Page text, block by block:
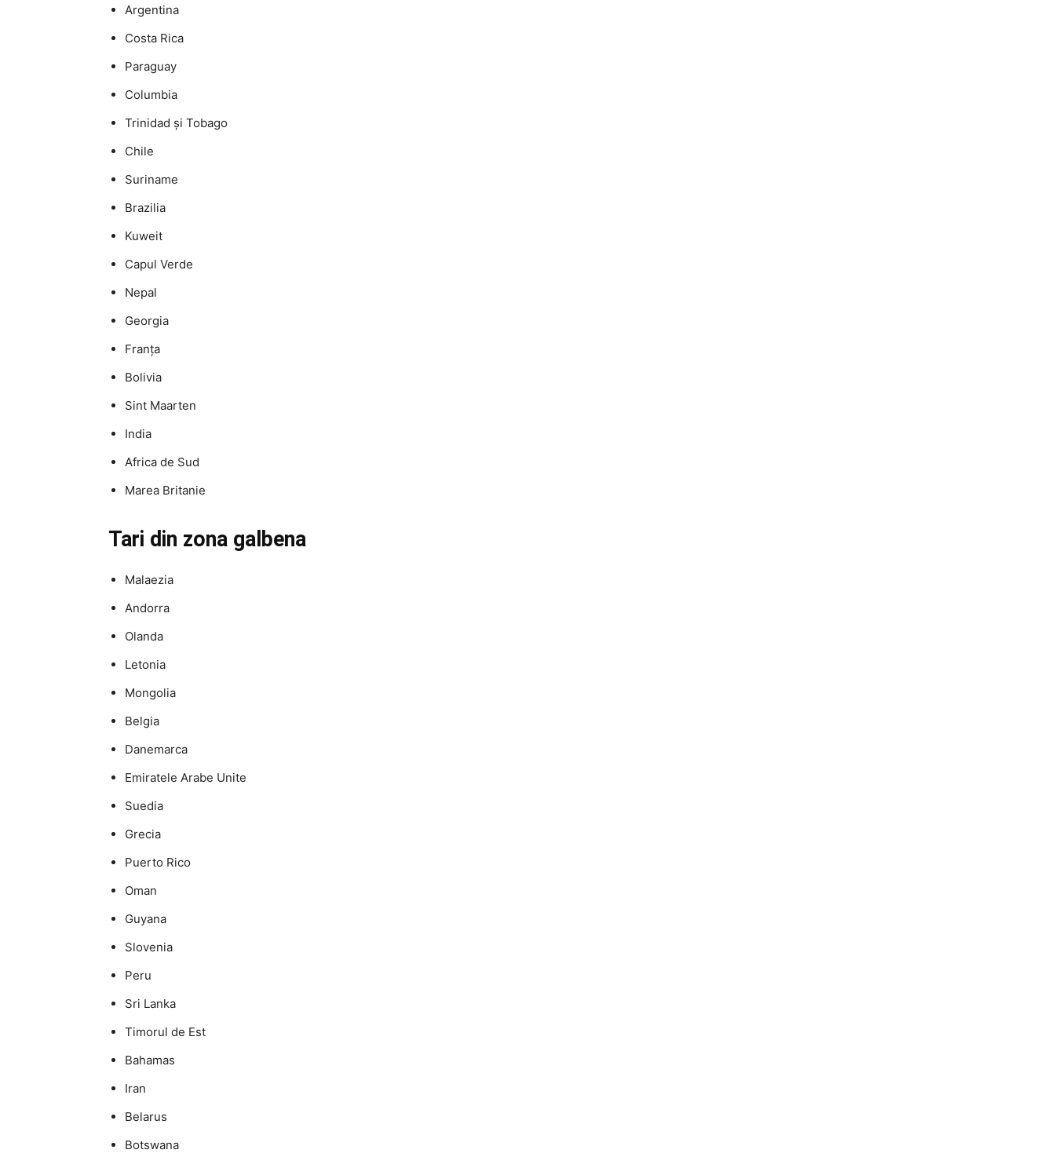
Argentina
Costa Rica
Paraguay
Columbia
Trinidad și Tobago
Chile
Suriname
Brazilia
Kuweit
Capul Verde
Nepal
Georgia
Franța
Bolivia
Sint Maarten
India
Africa de Sud
Marea Britanie
Tari din zona galbena
Malaezia
Andorra
Olanda
Letonia
Mongolia
Belgia
Danemarca
Emiratele Arabe Unite
Suedia
Grecia
Puerto Rico
Oman
Guyana
Slovenia
Peru
Sri Lanka
Timorul de Est
Bahamas
Iran
Belarus
Botswana